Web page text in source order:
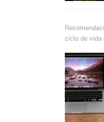
ciclo de vida